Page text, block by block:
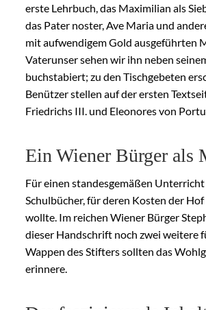
erste Lehrbuch, das Maximilian als
das Pater noster, Ave Maria und
mit aufwendigem Gold ausgeführten
Vaterunser sehen wir ihn neben
buchstabiert; zu den Tischgebeten
Benützer stellen auf der ersten
Friedrichs III. und Eleonores von
Ein Wiener Bürger als
Für einen standesgemäßen
Schulbücher, für deren Kosten der
wollte. Im reichen Wiener Bürger
dieser Handschrift noch zwei weitere
Wappen des Stifters sollten das
erinnere.